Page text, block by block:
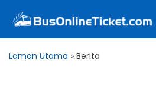
Laman Utama » Berita